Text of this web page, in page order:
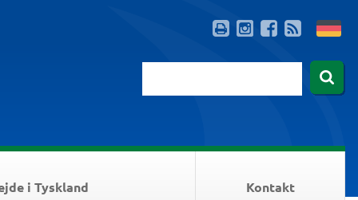
i Tyskland Kontakt